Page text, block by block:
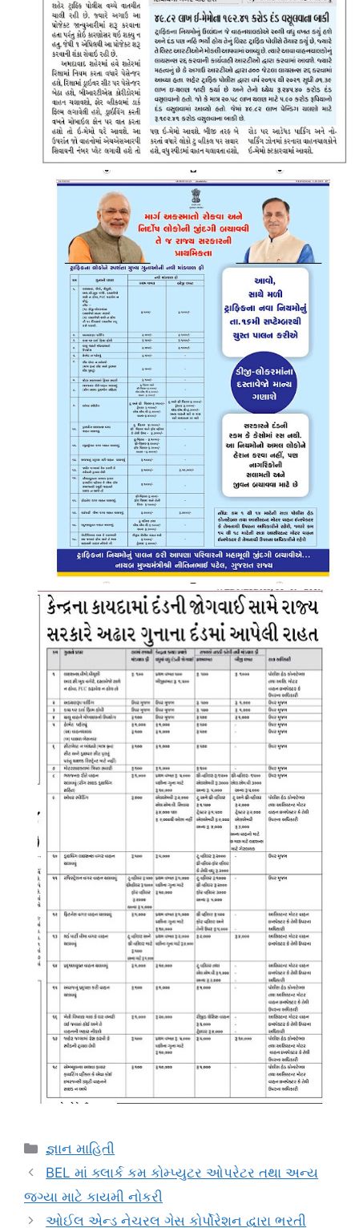
Categories
જ્ઞાન માહિતી
BEL માં ક્લાર્ક કમ કોમ્પ્યુટર ઓપરેટર તથા અન્ય
જગ્યા માટે કાયમી નોકરી
ઓઈલ એન્ડ નેચરલ ગેસ કોર્પોરેશન દ્વારા ભરતી